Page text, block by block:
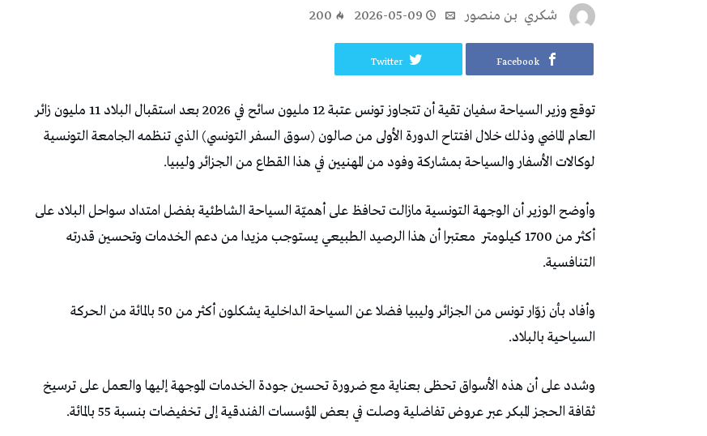
‬شكري ‭ ‬بن‭ ‬منصور 2026-05-09
200
Facebook
Twitter
توقع وزير السياحة سفيان تقية أن تتجاوز تونس عتبة 12 مليون سائح في 2026 بعد استقبال البلاد 11 مليون زائر
العام الماضي وذلك خلال افتتاح الدورة الأولى من صالون (سوق السفر التونسي) الذي تنظمه الجامعة التونسية
لوكالات الأسفار والسياحة بمشاركة وفود من المهنيين في هذا القطاع من الجزائر وليبيا.
وأوضح الوزير أن الوجهة التونسية مازالت تحافظ على أهميّة السياحة الشاطئية بفضل امتداد سواحل البلاد على
أكثر من 1700 كيلومتر
معتبرا أن هذا الرصيد الطبيعي يستوجب مزيدا من دعم الخدمات وتحسين قدرته
التنافسية.
وأفاد بأن زوّار تونس من الجزائر وليبيا فضلا عن السياحة الداخلية يشكلون أكثر من 50 بالمائة من الحركة
السياحية بالبلاد.
وشدد على أن هذه الأسواق تحظى بعناية مع ضرورة تحسين جودة الخدمات الموجهة إليها والعمل على ترسيخ
ثقافة الحجز المبكر عبر عروض تفاضلية وصلت في بعض المؤسسات الفندقية إلى تخفيضات بنسبة 55 بالمائة.